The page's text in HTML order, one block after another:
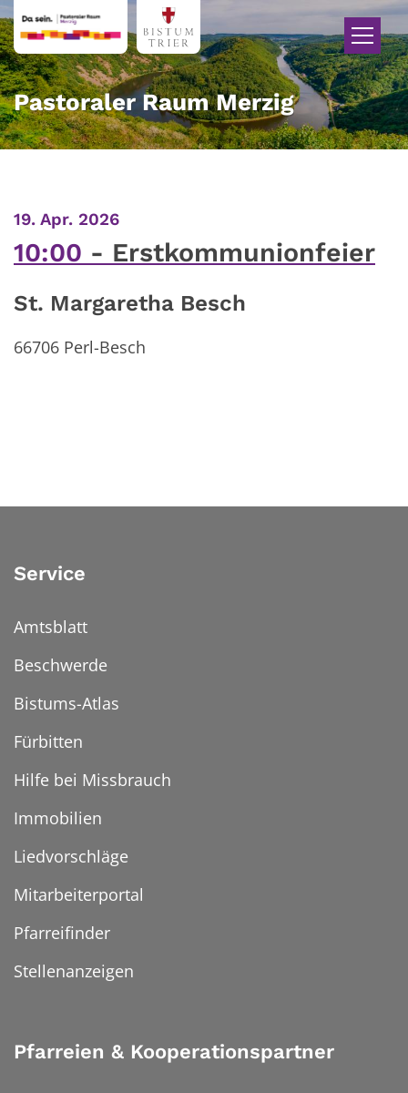
Zum Inhalt springen
Pastoraler Raum Merzig
19. Apr. 2026:
10:00 Erstkommunionfeier
St. Margaretha Besch
66706 Perl-Besch
Service
Amtsblatt
Beschwerde
Bistums-Atlas
Fürbitten
Hilfe bei Missbrauch
Immobilien
Liedvorschläge
Mitarbeiterportal
Pfarreifinder
Stellenanzeigen
Pfarreien & Kooperationspartner